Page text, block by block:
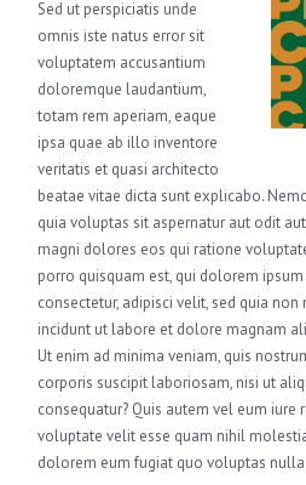
Sed ut perspiciatis unde
omnis iste natus error sit
voluptatem accusantium
doloremque laudantium,
totam rem aperiam, eaque
ipsa quae ab illo inventore
veritatis et quasi architecto
beatae vitae dicta sunt explicabo.
quia voluptas sit aspernatur aut odit
magni dolores eos qui ratione
porro quisquam est, qui dolorem
consectetur, adipisci velit, sed quia
incidunt ut labore et dolore magnam
Ut enim ad minima veniam, quis
corporis suscipit laboriosam, nisi ut
consequatur? Quis autem vel eum iure
voluptate velit esse quam nihil
dolorem eum fugiat quo voluptas nulla